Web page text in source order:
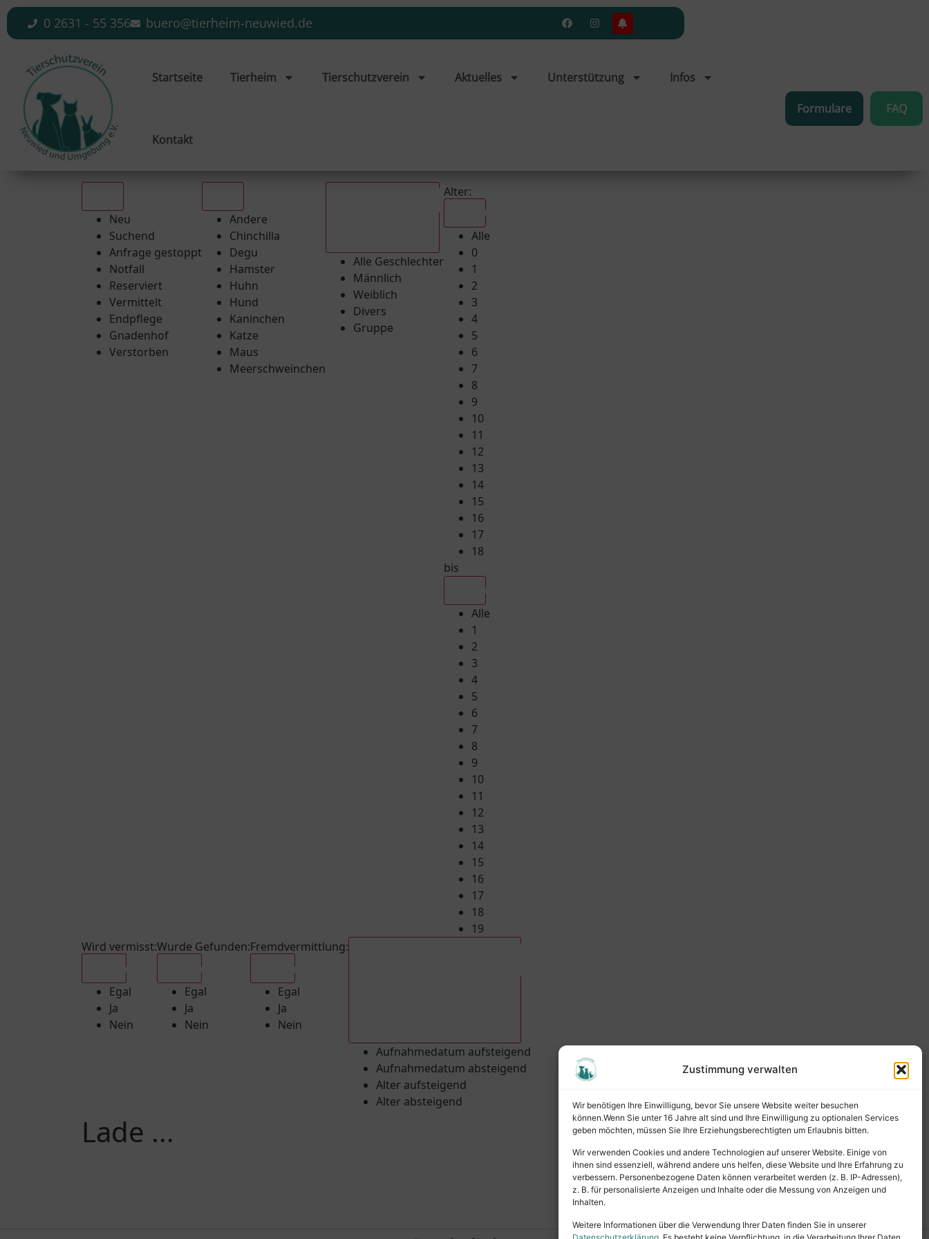
Zustimmung verwalten
Wir benötigen Ihre Einwilligung, bevor Sie unsere Website weiter besuchen
können.Wenn Sie unter 16 Jahre alt sind und Ihre Einwilligung zu optionalen Services
geben möchten, müssen Sie Ihre Erziehungsberechtigten um Erlaubnis bitten.
Wir verwenden Cookies und andere Technologien auf unserer Website. Einige von
ihnen sind essenziell, während andere uns helfen, diese Website und Ihre Erfahrung zu
verbessern. Personenbezogene Daten können verarbeitet werden (z. B. IP-Adressen),
z. B. für personalisierte Anzeigen und Inhalte oder die Messung von Anzeigen und
Inhalten.
Weitere Informationen über die Verwendung Ihrer Daten finden Sie in unserer
0 2631 - 55 356 buero@tierheim-neuwied.de
Startseite Tierheim Tierschutzverein Aktuelles Unterstützung Infos
Kontakt
Formulare FAQ
Neu
Suchend
Anfrage gestoppt
Notfall
Reserviert
Vermittelt
Endpflege
Gnadenhof
Verstorben
Andere
Chinchilla
Degu
Hamster
Huhn
Hund
Kaninchen
Katze
Maus
Meerschweinchen
Alle Geschlechter
Männlich
Weiblich
Divers
Gruppe
Alter:
Alle
0
1
2
3
4
5
6
7
8
9
10
11
12
13
14
15
16
17
18
bis
Alle
1
2
3
4
5
6
7
8
9
10
11
12
13
14
15
16
17
18
19
Wird vermisst:
Egal
Ja
Nein
Wurde Gefunden:
Egal
Ja
Nein
Fremdvermittlung:
Egal
Ja
Nein
Aufnahmedatum aufsteigend
Aufnahmedatum absteigend
Alter aufsteigend
Alter absteigend
Lade ...